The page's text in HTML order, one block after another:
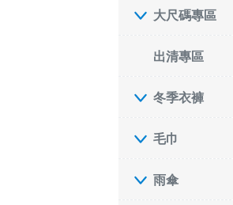
大尺碼專區
出清專區
冬季衣褲
毛巾
雨傘